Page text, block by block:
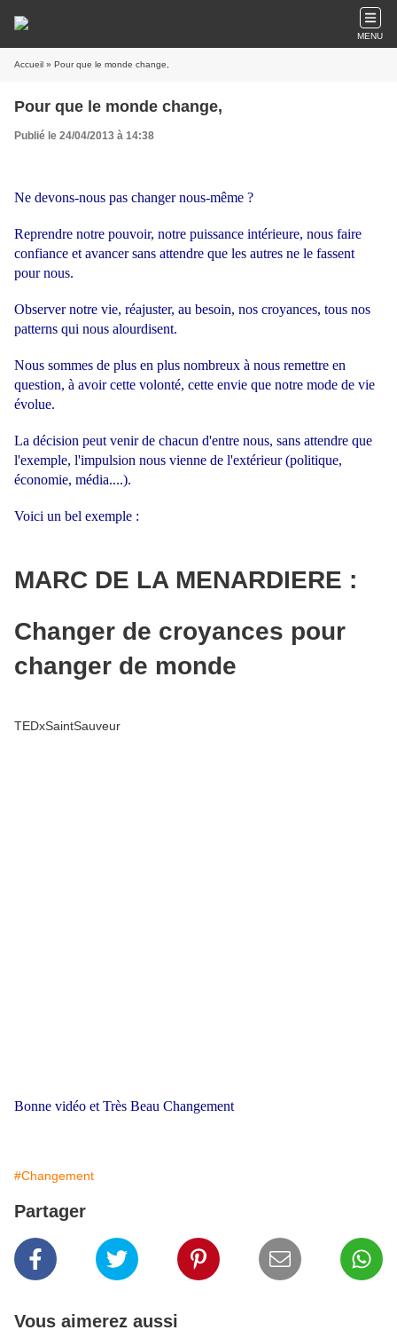
MENU
Accueil » Pour que le monde change,
Pour que le monde change,
Publié le 24/04/2013 à 14:38
Ne devons-nous pas changer nous-même ?
Reprendre notre pouvoir, notre puissance intérieure, nous faire
confiance et avancer sans attendre que les autres ne le fassent
pour nous.
Observer notre vie, réajuster, au besoin, nos croyances, tous nos
patterns qui nous alourdisent.
Nous sommes de plus en plus nombreux à nous remettre en
question, à avoir cette volonté, cette envie que notre mode de vie
évolue.
La décision peut venir de chacun d'entre nous, sans attendre que
l'exemple, l'impulsion nous vienne de l'extérieur (politique,
économie, média....).
Voici un bel exemple :
MARC DE LA MENARDIERE :
Changer de croyances pour
changer de monde
TEDxSaintSauveur
Bonne vidéo et Très Beau Changement
#Changement
Partager
Vous aimerez aussi